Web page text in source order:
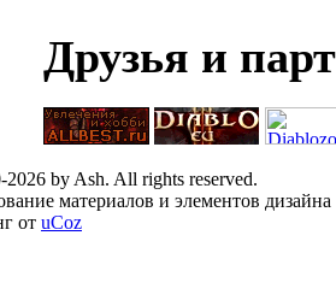
Друзья и
by Ash. All rights reserved.
материалов и элементов
от uCoz